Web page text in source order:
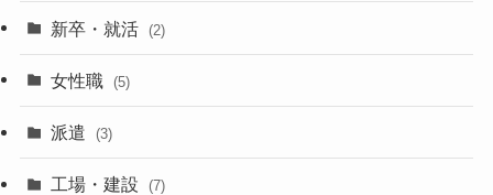
新卒・就活 (2)
女性職 (5)
派遣 (3)
工場・建設 (7)